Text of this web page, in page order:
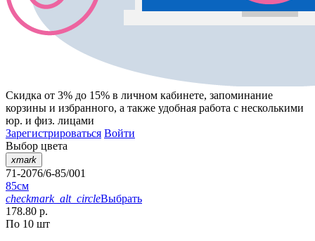
Скидка от 3% до 15% в личном кабинете, запоминание
корзины и избранного, а также удобная работа с несколькими
юр. и физ. лицами
Зарегистрироваться Войти
Выбор цвета
xmark
71-2076/6-85/001
85см
checkmark_alt_circleВыбрать
178.80 р.
По 10 шт